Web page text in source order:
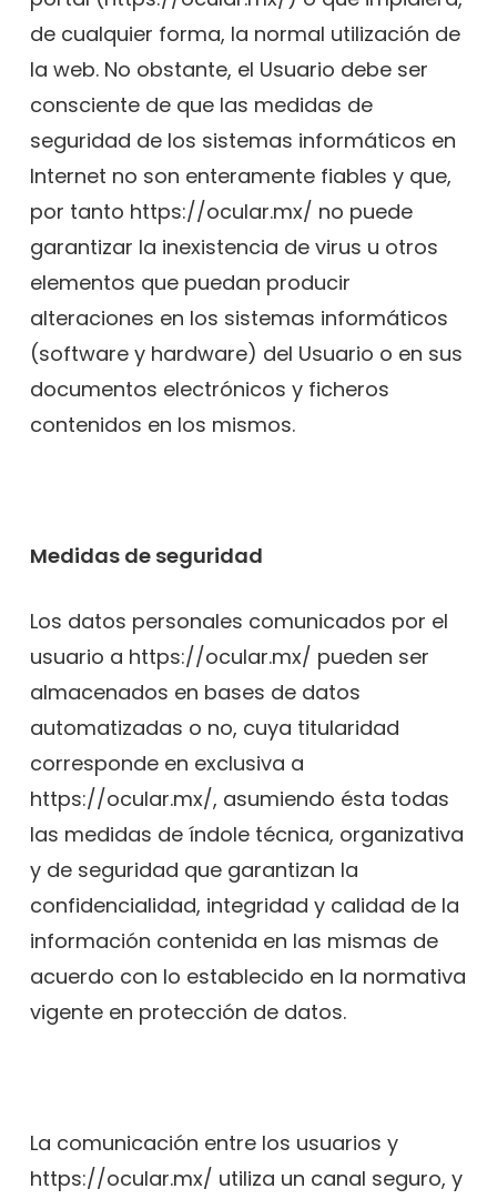
de cualquier forma, la normal utilización de
la web. No obstante, el Usuario debe ser
consciente de que las medidas de
seguridad de los sistemas informáticos en
Internet no son enteramente fiables y que,
por tanto https://ocular.mx/ no puede
garantizar la inexistencia de virus u otros
elementos que puedan producir
alteraciones en los sistemas informáticos
(software y hardware) del Usuario o en sus
documentos electrónicos y ficheros
contenidos en los mismos.
Medidas de seguridad
Los datos personales comunicados por el
usuario a https://ocular.mx/ pueden ser
almacenados en bases de datos
automatizadas o no, cuya titularidad
corresponde en exclusiva a
https://ocular.mx/, asumiendo ésta todas
las medidas de índole técnica, organizativa
y de seguridad que garantizan la
confidencialidad, integridad y calidad de la
información contenida en las mismas de
acuerdo con lo establecido en la normativa
vigente en protección de datos.
La comunicación entre los usuarios y
https://ocular.mx/ utiliza un canal seguro, y